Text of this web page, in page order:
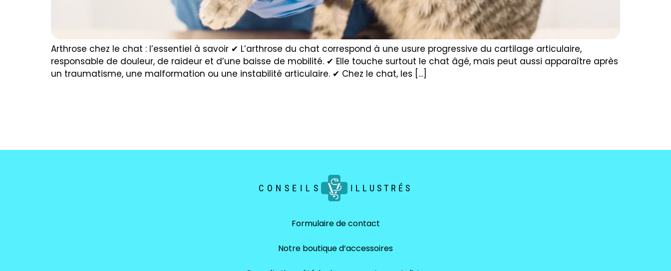
Arthrose chez le chat : l’essentiel à savoir ✔ L’arthrose du chat correspond à une usure progressive du cartilage articulaire,
responsable de douleur, de raideur et d’une baisse de mobilité. ✔ Elle touche surtout le chat âgé, mais peut aussi apparaître après
un traumatisme, une malformation ou une instabilité articulaire. ✔ Chez le chat, les […]
CONSEILS ILLUSTRÉS
Formulaire de contact
Notre boutique d’accessoires